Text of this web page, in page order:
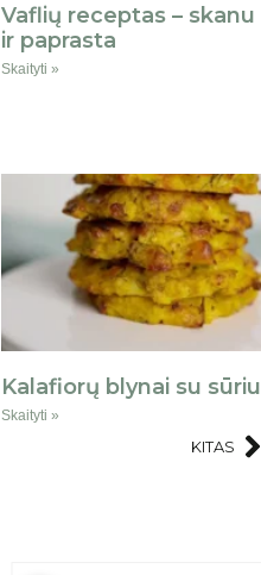
Vaflių receptas – skanu
ir paprasta
Skaityti »
Kalafiorų blynai su sūriu
Skaityti »
KITAS